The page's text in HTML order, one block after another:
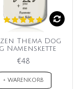
Thema Dog
Namenskette
€48
+ WARENKORB